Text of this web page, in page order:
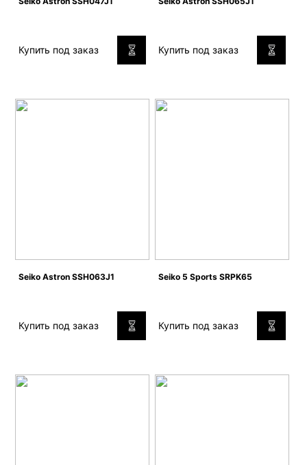
Купить под заказ Купить под заказ
Seiko Astron SSH063J1
Купить под заказ
Seiko 5 Sports SRPK65
Купить под заказ